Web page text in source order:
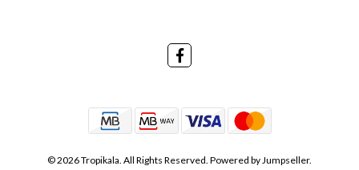
© 2026 Tropikala. All Rights Reserved. Powered by Jumpseller.